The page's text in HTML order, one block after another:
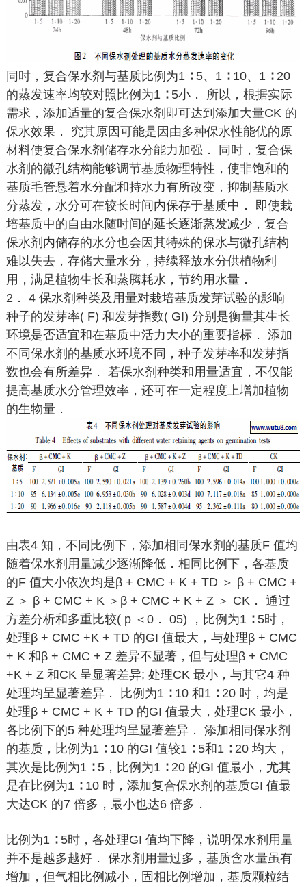
同时，复合保水剂与基质比例为1 ∶ 5、1 ∶ 10、1 ∶ 20
的蒸发速率均较对照比例为1 ∶ 5小． 所以，根据实际
需求，添加适量的复合保水剂即可达到添加大量CK 的
保水效果． 究其原因可能是因由多种保水性能优的原
材料使复合保水剂储存水分能力加强． 同时，复合保
水剂的微孔结构能够调节基质物理特性，使非饱和的
基质毛管悬着水分配和持水力有所改变，抑制基质水
分蒸发，水分可在较长时间内保存于基质中． 即使栽
培基质中的自由水随时间的延长逐渐蒸发减少，复合
保水剂内储存的水分也会因其特殊的保水与微孔结构
难以失去，存储大量水分，持续释放水分供植物利
用，满足植物生长和蒸腾耗水，节约用水量．
2． 4 保水剂种类及用量对栽培基质发芽试验的影响
种子的发芽率( F) 和发芽指数( GI) 分别是衡量其生长
环境是否适宜和在基质中活力大小的重要指标． 添加
不同保水剂的基质水环境不同，种子发芽率和发芽指
数也会有所差异． 若保水剂种类和用量适宜，不仅能
提高基质水分管理效率，还可在一定程度上增加植物
的生物量．
由表4 知，不同比例下，添加相同保水剂的基质F 值均
随着保水剂用量减少逐渐降低．相同比例下，各基质
的F 值大小依次均是β + CMC + K + TD ＞ β + CMC +
Z ＞ β + CMC + K ＞β + CMC + K + Z ＞ CK． 通过
方差分析和多重比较( p ＜0． 05) ，比例为1 ∶ 5时，
处理β + CMC +K + TD 的GI 值最大，与处理β + CMC
+ K 和β + CMC + Z 差异不显著，但与处理β + CMC
+K + Z 和CK 呈显著差异; 处理CK 最小，与其它4 种
处理均呈显著差异． 比例为1 ∶ 10 和1 ∶ 20 时，均是
处理β + CMC + K + TD 的GI 值最大，处理CK 最小，
各比例下的5 种处理均呈显著差异． 添加相同保水剂
的基质，比例为1 ∶ 10 的GI 值较1 ∶ 5和1 ∶ 20 均大，
其次是比例为1 ∶ 5，比例为1 ∶ 20 的GI 值最小，尤其
是在比例为1 ∶ 10 时，添加复合保水剂的基质GI 值最
大达CK 的7 倍多，最小也达6 倍多．
比例为1 ∶ 5时，各处理GI 值均下降，说明保水剂用量
并不是越多越好． 保水剂用量过多，基质含水量虽有
增加，但气相比例减小，固相比例增加，基质颗粒结